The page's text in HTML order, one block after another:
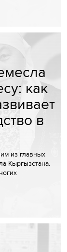
как
в
из главных
Кыргызстана.